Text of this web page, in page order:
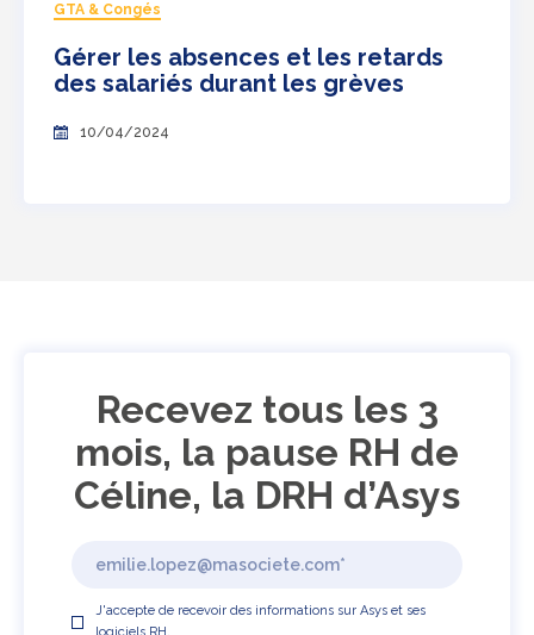
GTA & Congés
Gérer les absences et les retards
des salariés durant les grèves
10/04/2024
Recevez tous les 3
mois, la pause RH de
Céline, la DRH d’Asys
J'accepte de recevoir des informations sur Asys et ses